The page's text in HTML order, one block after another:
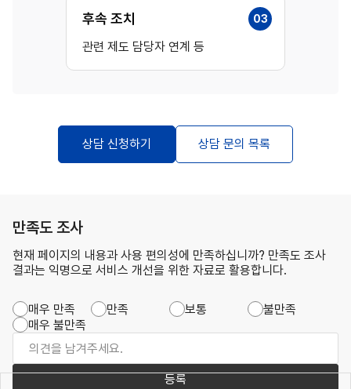
03
후속 조치
관련 제도 담당자 연계 등
상담 신청하기 상담 문의 목록
만족도 조사
현재 페이지의 내용과 사용 편의성에 만족하십니까? 만족도 조사
결과는 익명으로 서비스 개선을 위한 자료로 활용합니다.
매우 만족 만족 보통
불만족
매우 불만족
등록